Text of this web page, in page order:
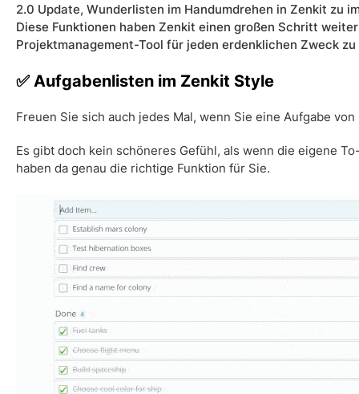
2.0 Update, Wunderlisten im Handumdrehen in Zenkit zu
Diese Funktionen haben Zenkit einen großen Schritt
Projektmanagement-Tool für jeden erdenklichen Zweck
✅ Aufgabenlisten im Zenkit Style
Freuen Sie sich auch jedes Mal, wenn Sie eine Aufgabe
Es gibt doch kein schöneres Gefühl, als wenn die eigene
haben da genau die richtige Funktion für Sie.